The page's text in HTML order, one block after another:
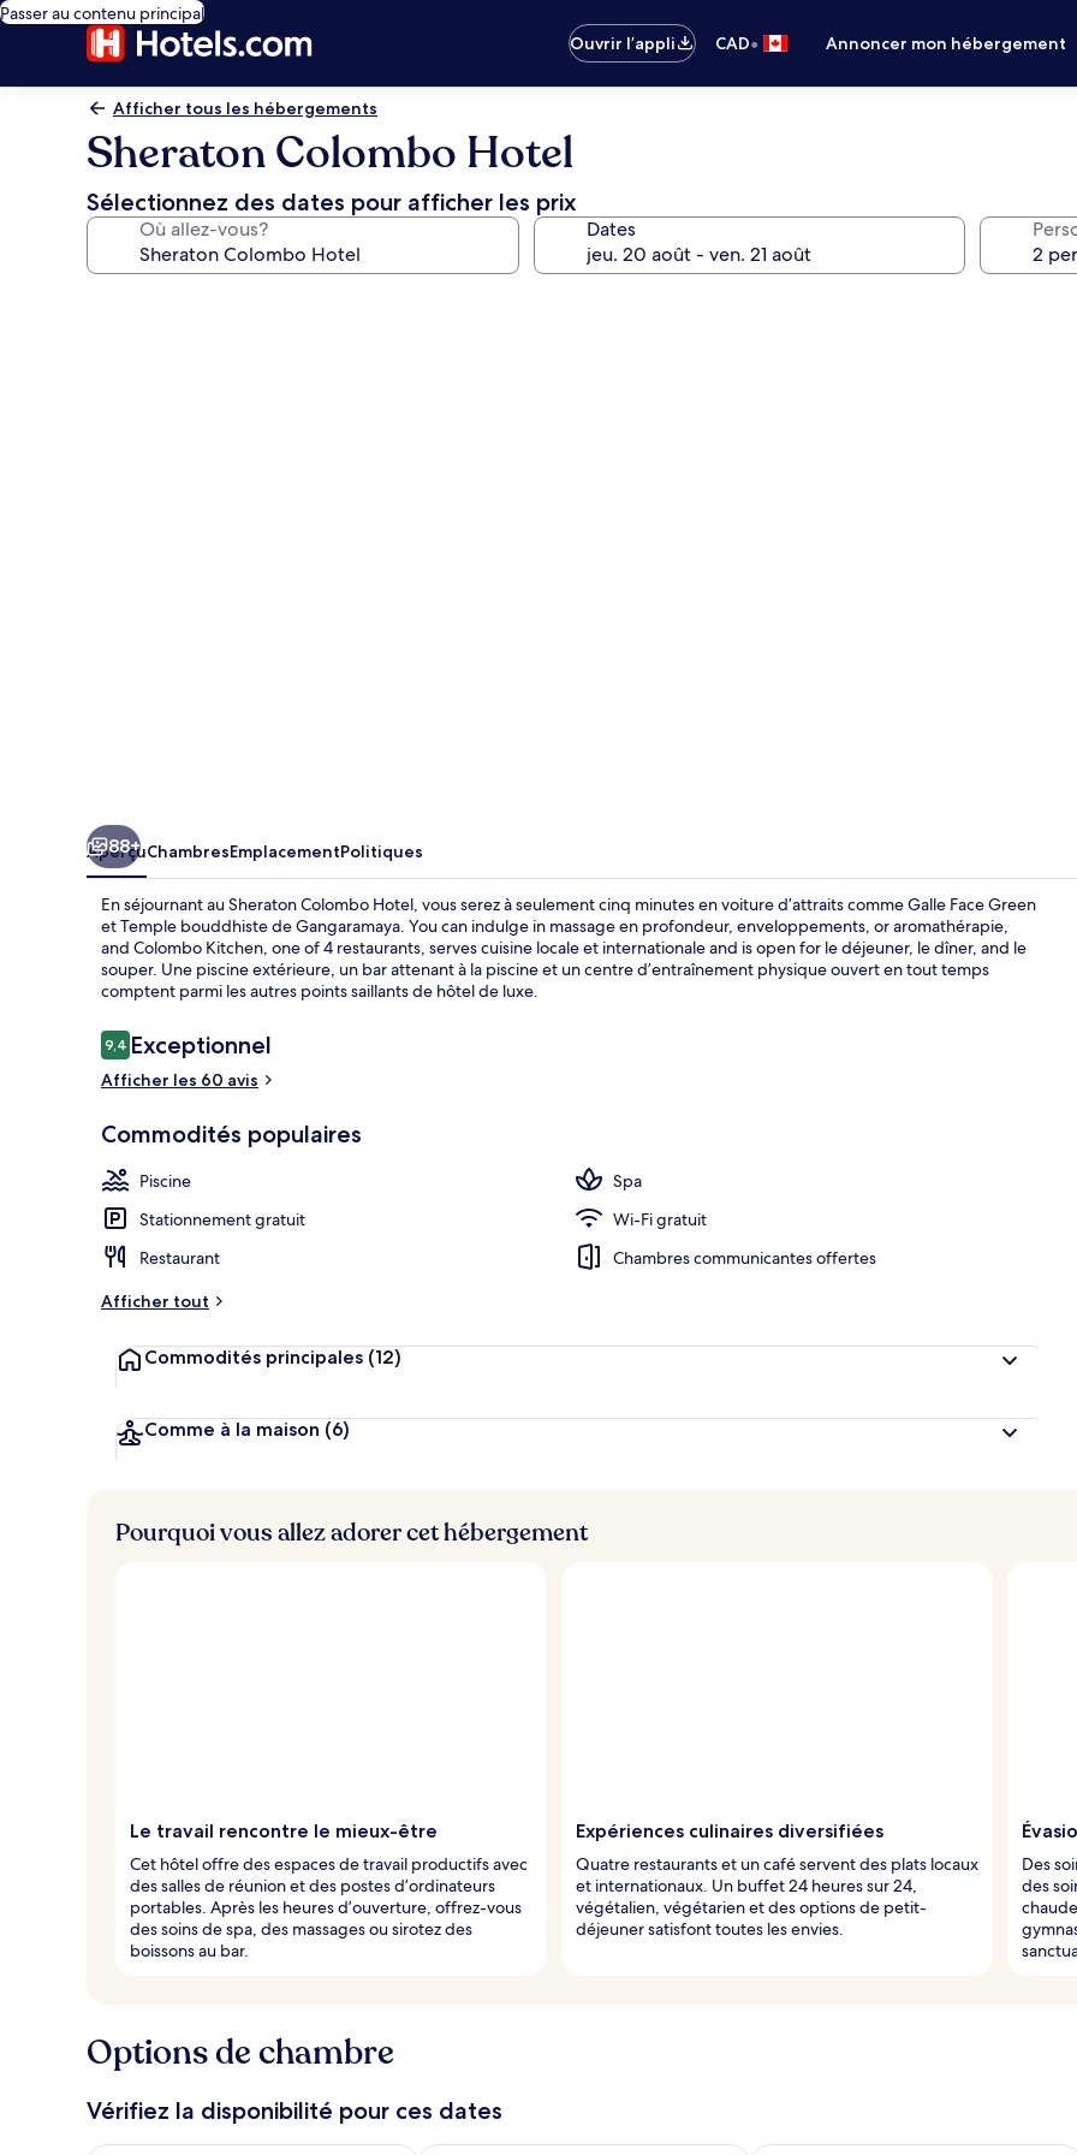
Passer au contenu principal
Ouvrir l’appli
CAD• Annoncer mon hébergement
Afficher tous les hébergements
Sheraton Colombo Hotel
Sélectionnez des dates pour afficher les prix
Où allez-vous? Dates
Bar sur le
88+
AperçuChambresEmplacementPolitiques
En séjournant au Sheraton Colombo Hotel, vous serez à seulement cinq minutes en voiture d’attraits comme Galle Face Green
et Temple bouddhiste de Gangaramaya. You can indulge in massage en profondeur, enveloppements, or aromathérapie,
and Colombo Kitchen, one of 4 restaurants, serves cuisine locale et internationale and is open for le déjeuner, le dîner, and le
souper. Une piscine extérieure, un bar attenant à la piscine et un centre d’entraînement physique ouvert en tout temps
comptent parmi les autres points saillants de hôtel de luxe.
Avis
9,49,4 sur 10 –
Exceptionnel
Afficher les 60 avis
Commodités populaires
Piscine
Spa
Stationnement gratuit
Wi-Fi gratuit
Restaurant
Chambres communicantes offertes
Afficher tout
Commodités principales (12)
Comme à la maison (6)
Pourquoi vous allez adorer cet hébergement
Le travail rencontre le mieux-être
Cet hôtel offre des espaces de travail productifs avec
des salles de réunion et des postes d’ordinateurs
portables. Après les heures d’ouverture, offrez-vous
des soins de spa, des massages ou sirotez des
boissons au bar.
Expériences culinaires diversifiées
Quatre restaurants et un café servent des plats locaux
et internationaux. Un buffet 24 heures sur 24,
végétalien, végétarien et des options de petit-
déjeuner satisfont toutes les envies.
Des
des
Options de chambre
Vérifiez la disponibilité pour ces dates